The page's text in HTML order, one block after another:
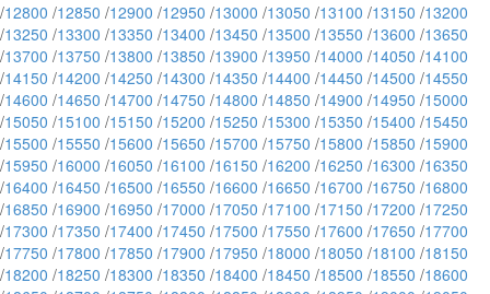
/12800 /12850 /12900 /12950 /13000 /13050 /13100 /13150 /13200
/13250 /13300 /13350 /13400 /13450 /13500 /13550 /13600 /13650
/13700 /13750 /13800 /13850 /13900 /13950 /14000 /14050 /14100
/14150 /14200 /14250 /14300 /14350 /14400 /14450 /14500 /14550
/14600 /14650 /14700 /14750 /14800 /14850 /14900 /14950 /15000
/15050 /15100 /15150 /15200 /15250 /15300 /15350 /15400 /15450
/15500 /15550 /15600 /15650 /15700 /15750 /15800 /15850 /15900
/15950 /16000 /16050 /16100 /16150 /16200 /16250 /16300 /16350
/16400 /16450 /16500 /16550 /16600 /16650 /16700 /16750 /16800
/16850 /16900 /16950 /17000 /17050 /17100 /17150 /17200 /17250
/17300 /17350 /17400 /17450 /17500 /17550 /17600 /17650 /17700
/17750 /17800 /17850 /17900 /17950 /18000 /18050 /18100 /18150
/18200 /18250 /18300 /18350 /18400 /18450 /18500 /18550 /18600